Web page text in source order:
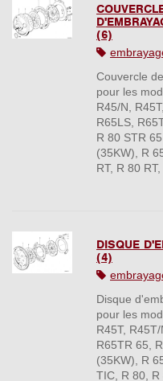
(6)
Couvercle
pour les
R45/N,
R65LS,
R 80 STR
(35KW), R
RT, R 80 RT,
DISQUE
(4)
Disque
pour les
R45T,
R65TR 65,
(35KW), R
TIC, R 80,